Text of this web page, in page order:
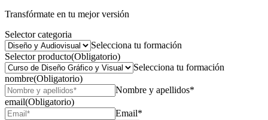
Transfórmate en tu mejor versión
Selector categoria
Selecciona tu formación
Selector producto(Obligatorio)
Selecciona tu formación
nombre(Obligatorio)
Nombre y apellidos*
email(Obligatorio)
Email*